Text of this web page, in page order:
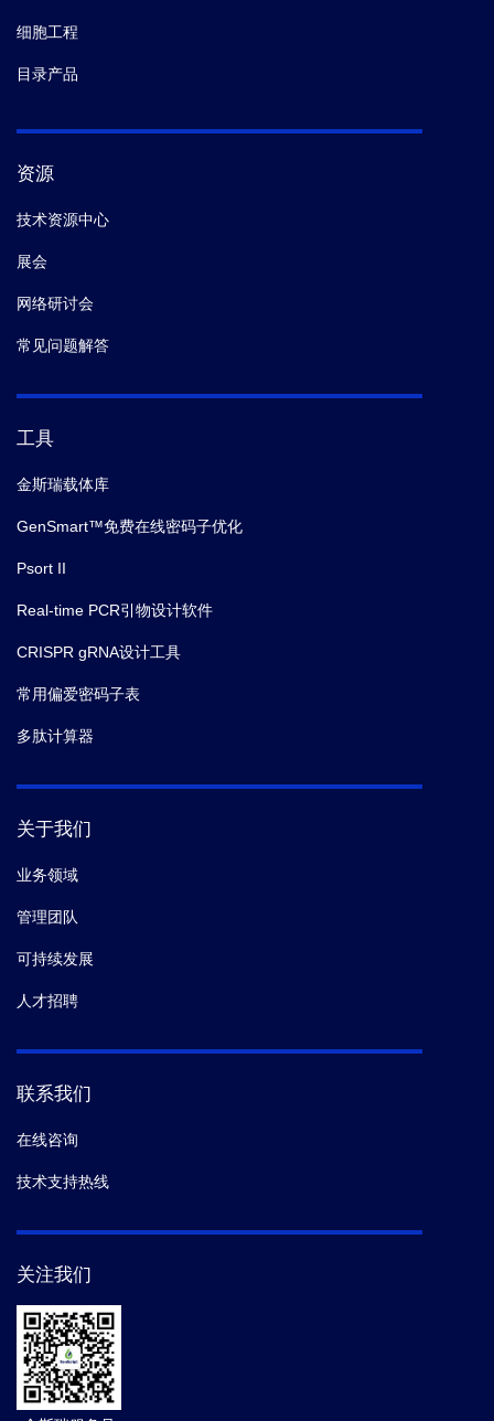
细胞工程
目录产品
资源
技术资源中心
展会
网络研讨会
常见问题解答
工具
金斯瑞载体库
GenSmart™免费在线密码子优化
Psort II
Real-time PCR引物设计软件
CRISPR gRNA设计工具
常用偏爱密码子表
多肽计算器
关于我们
业务领域
管理团队
可持续发展
人才招聘
联系我们
在线咨询
技术支持热线
关注我们